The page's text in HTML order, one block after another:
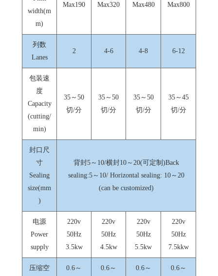
width(m
m)
Max190 Max320 Max480 Max800
列数
Lanes
2 4-6 4-8 6-12
包装速
度
Capacity
(cutting/
min)
35～50
切/分
35～50
切/分
35～50
切/分
35～45
切/分
封口尺
寸
Sealing
size(mm
)
背封5～10/横封10～20(可定制)Back
sealing:5～10/ Horizontal sealing: 10～20
(can be customized)
电源
Power
supply
220v
50Hz
3.5kw
220v
50Hz
4.5kw
220v
50Hz
5.5kw
220v
50Hz
7.5kkw
压缩空
0.6～
0.6～
0.6～
0.6～